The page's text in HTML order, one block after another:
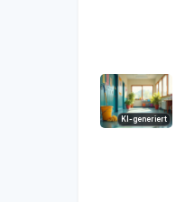
KI-generiert